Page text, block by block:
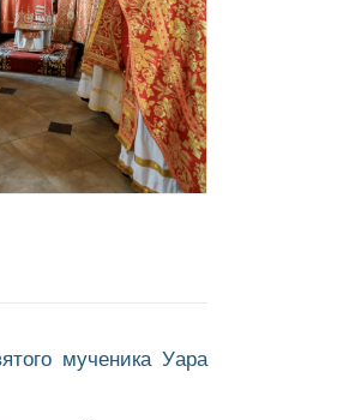
мученика Уара